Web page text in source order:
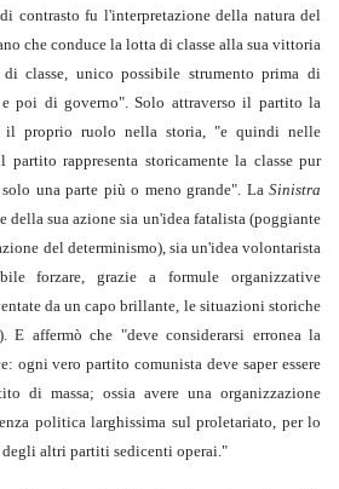
contrasto fu l'interpretazione della natura del
che conduce la lotta di classe alla sua vittoria
classe, unico possibile strumento prima di
poi di governo". Solo attraverso il partito la
il proprio ruolo nella storia, "e quindi nelle
rappresenta storicamente la classe pur
una parte più o meno grande". La Sinistra
della sua azione sia un'idea fatalista (poggiante
del determinismo), sia un'idea volontarista
forzare, grazie a formule organizzative
da un capo brillante, le situazioni storiche
E affermò che "deve considerarsi erronea la
ogni vero partito comunista deve saper essere
di massa; ossia avere una organizzazione
politica larghissima sul proletariato, per lo
degli altri partiti sedicenti operai."